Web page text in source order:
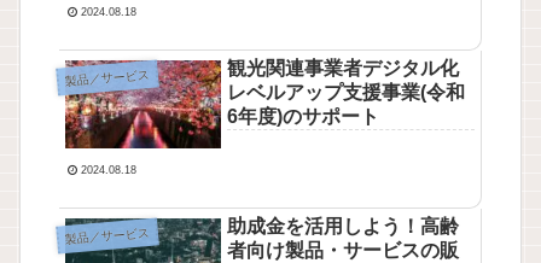
2024.08.18
製品／サービス
観光関連事業者デジタル化
レベルアップ支援事業(令和
6年度)のサポート
2024.08.18
製品／サービス
助成金を活用しよう！高齢
者向け製品・サービスの販